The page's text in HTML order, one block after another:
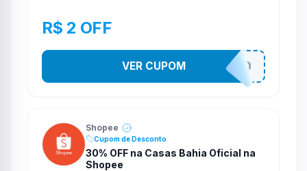
R$ 2 OFF
VNOXVHJFD
VER CUPOM
Shopee
Cupom de Desconto
30% OFF na Casas Bahia Oficial na
Shopee